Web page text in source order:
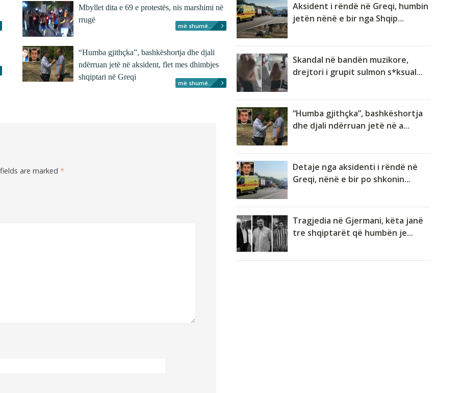
Mbyllet dita e 69 e protestës, nis marshimi në
rrugë
më shumë...
“Humba gjithçka”, bashkëshortja dhe djali
ndërruan jetë në aksident, flet mes dhimbjes
shqiptari në Greqi
më shumë...
are marked *
Aksident i rëndë në Greqi, humbin
jetën nënë e bir nga Shqip...
Skandal në bandën muzikore,
drejtori i grupit sulmon s*ksual...
“Humba gjithçka”, bashkëshortja
dhe djali ndërruan jetë në a...
Detaje nga aksidenti i rëndë në
Greqi, nënë e bir po shkonin...
Tragjedia në Gjermani, këta janë
tre shqiptarët që humbën je...